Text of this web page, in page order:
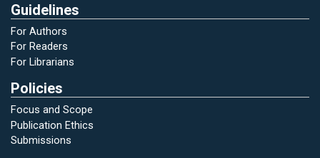
Guidelines
For Authors
For Readers
For Librarians
Policies
Focus and Scope
Publication Ethics
Submissions